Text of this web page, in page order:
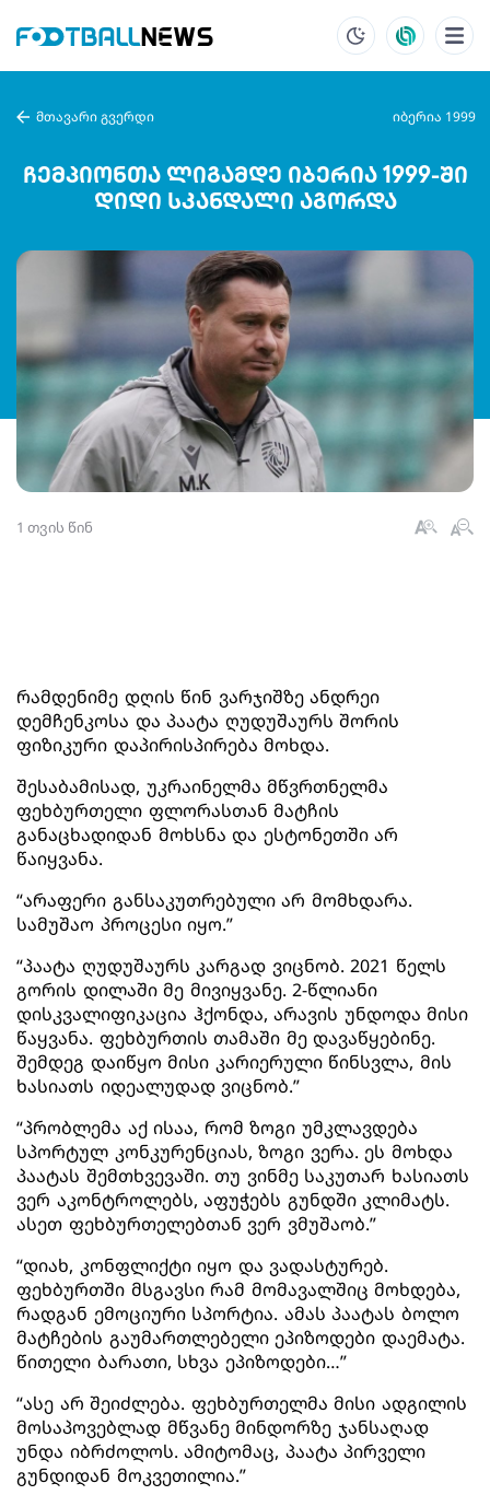
მთავარი გვერდი იბერია 1999
ჩემპიონთა ლიგამდე იბერია 1999-ში
დიდი სკანდალი აგორდა
1 თვის წინ
რამდენიმე დღის წინ ვარჯიშზე ანდრეი
დემჩენკოსა და პაატა ღუდუშაურს შორის
ფიზიკური დაპირისპირება მოხდა.
შესაბამისად, უკრაინელმა მწვრთნელმა
ფეხბურთელი ფლორასთან მატჩის
განაცხადიდან მოხსნა და ესტონეთში არ
წაიყვანა.
“არაფერი განსაკუთრებული არ მომხდარა.
სამუშაო პროცესი იყო.”
“პაატა ღუდუშაურს კარგად ვიცნობ. 2021 წელს
გორის დილაში მე მივიყვანე. 2-წლიანი
დისკვალიფიკაცია ჰქონდა, არავის უნდოდა მისი
წაყვანა. ფეხბურთის თამაში მე დავაწყებინე.
შემდეგ დაიწყო მისი კარიერული წინსვლა, მის
ხასიათს იდეალუდად ვიცნობ.”
“პრობლემა აქ ისაა, რომ ზოგი უმკლავდება
სპორტულ კონკურენციას, ზოგი ვერა. ეს მოხდა
პაატას შემთხვევაში. თუ ვინმე საკუთარ ხასიათს
ვერ აკონტროლებს, აფუჭებს გუნდში კლიმატს.
ასეთ ფეხბურთელებთან ვერ ვმუშაობ.”
“დიახ, კონფლიქტი იყო და ვადასტურებ.
ფეხბურთში მსგავსი რამ მომავალშიც მოხდება,
რადგან ემოციური სპორტია. ამას პაატას ბოლო
მატჩების გაუმართლებელი ეპიზოდები დაემატა.
წითელი ბარათი, სხვა ეპიზოდები…”
“ასე არ შეიძლება. ფეხბურთელმა მისი ადგილის
მოსაპოვებლად მწვანე მინდორზე ჯანსაღად
უნდა იბრძოლოს. ამიტომაც, პაატა პირველი
გუნდიდან მოკვეთილია.”